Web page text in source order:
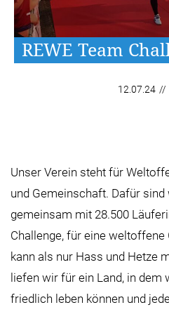
REWE Team
12.07.24 //
Unser Verein steht für
und Gemeinschaft. Dafür
gemeinsam mit 28.500
Challenge, für eine
kann als nur Hass und Hetze
liefen wir für ein Land, in dem
friedlich leben können und